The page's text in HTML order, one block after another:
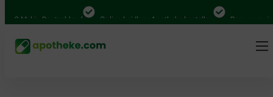
Mal in Deutschland Online bei Ihrer Apotheke bestellen Bequem